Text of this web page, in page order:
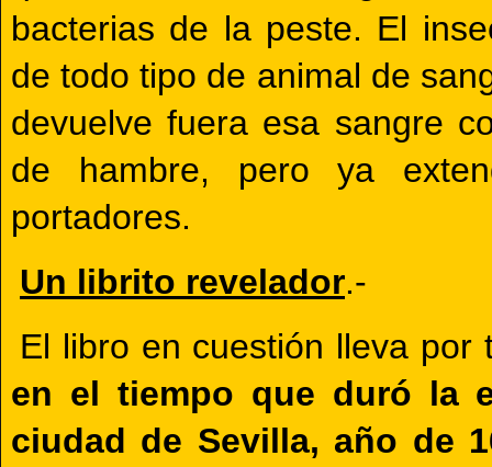
bacterias de la peste. El
de todo tipo de animal de
devuelve fuera esa sangre
de hambre, pero ya
portadores.
Un librito revelador.-
El libro en cuestión lleva por
en el tiempo que duró la
ciudad de Sevilla, año de